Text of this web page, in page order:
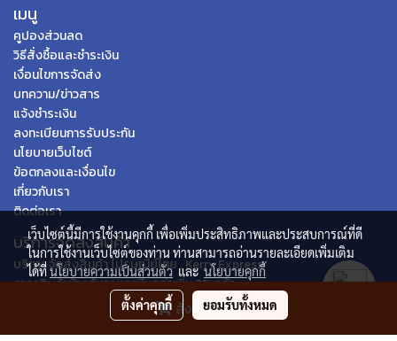
สั่งซื้อสินค้า
เมนู
คูปองส่วนลด
วิธีสั่งซื้อและชำระเงิน
เงื่อนไขการจัดส่ง
บทความ/ข่าวสาร
แจ้งชำระเงิน
ลงทะเบียนการรับประกัน
นโยบายเว็บไซต์
ข้อตกลงและเงื่อนไข
เกี่ยวกับเรา
ติดต่อเรา
บริการจัดส่งสินค้า
บริการจัดส่งสินค้า ไปรษณีย์ไทย , Kerry Express
ราคาสินค้าข้างต้นรวมภาษีมูลค่าเพิ่ม 7% แล้ว
เว็บไซต์นี้มีการใช้งานคุกกี้ เพื่อเพิ่มประสิทธิภาพและประสบการณ์ที่ดี
ในการใช้งานเว็บไซต์ของท่าน ท่านสามารถอ่านรายละเอียดเพิ่มเติม
ได้ที่นโยบายความเป็นส่วนตัวและนโยบายคุกกี้
ตั้งค่าคุกกี้ ยอมรับทั้งหมด